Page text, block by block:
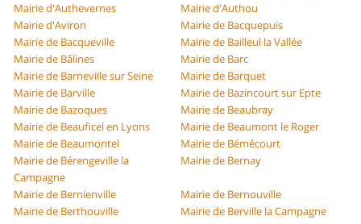
Mairie d'Authevernes
Mairie d'Authou
Mairie d'Aviron
Mairie de Bacquepuis
Mairie de Bacqueville
Mairie de Bailleul la Vallée
Mairie de Bâlines
Mairie de Barc
Mairie de Barneville sur Seine
Mairie de Barquet
Mairie de Barville
Mairie de Bazincourt sur Epte
Mairie de Bazoques
Mairie de Beaubray
Mairie de Beauficel en Lyons
Mairie de Beaumont le Roger
Mairie de Beaumontel
Mairie de Bémécourt
Mairie de Bérengeville la
Campagne
Mairie de Bernay
Mairie de Bernienville
Mairie de Bernouville
Mairie de Berthouville
Mairie de Berville la Campagne